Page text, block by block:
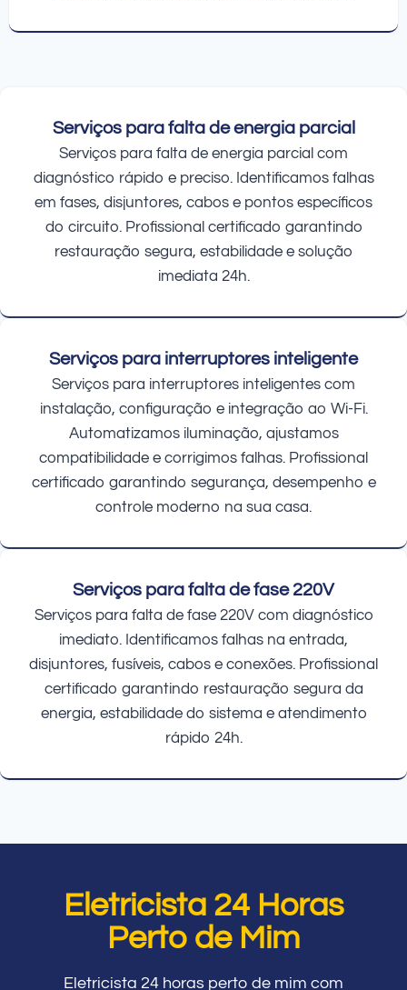
Serviços para falta de energia parcial
Serviços para falta de energia parcial com
diagnóstico rápido e preciso. Identificamos falhas
em fases, disjuntores, cabos e pontos específicos
do circuito. Profissional certificado garantindo
restauração segura, estabilidade e solução
imediata 24h.
Serviços para interruptores inteligente
Serviços para interruptores inteligentes com
instalação, configuração e integração ao Wi-Fi.
Automatizamos iluminação, ajustamos
compatibilidade e corrigimos falhas. Profissional
certificado garantindo segurança, desempenho e
controle moderno na sua casa.
Serviços para falta de fase 220V
Serviços para falta de fase 220V com diagnóstico
imediato. Identificamos falhas na entrada,
disjuntores, fusíveis, cabos e conexões. Profissional
certificado garantindo restauração segura da
energia, estabilidade do sistema e atendimento
rápido 24h.
Eletricista 24 Horas
Perto de Mim
Eletricista 24 horas perto de mim com